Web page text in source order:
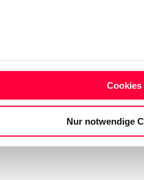
Cookies
Nur notwendige